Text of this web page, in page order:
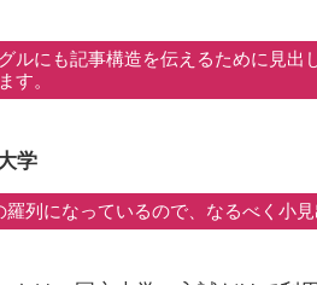
ルにも記事構造を伝えるために見出
す。
学
羅列になっているので、なるべく小